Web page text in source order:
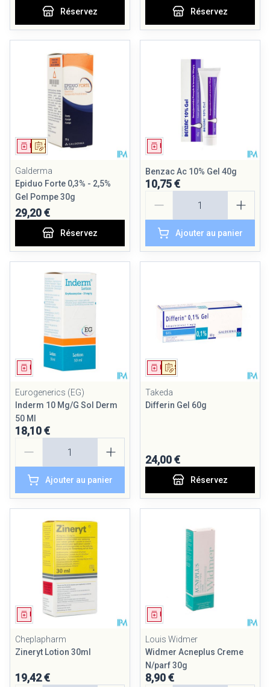
Réservez Réservez
Sur prescription
Médicament
Galderma
Epiduo Forte 0,3% - 2,5%
Gel Pompe 30g
29,20 €
Réservez
Benzac Ac 10% Gel 40g
10,75 €
Ajouter au panier
Médicament
Eurogenerics (EG)
Inderm 10 Mg/G Sol Derm
50 Ml
18,10 €
Ajouter au panier
Sur prescription
Médicament
Takeda
Differin Gel 60g
24,00 €
Réservez
Médicament
Cheplapharm
Zineryt Lotion 30ml
19,42 €
Louis Widmer
Widmer Acneplus Creme
N/parf 30g
8,90 €